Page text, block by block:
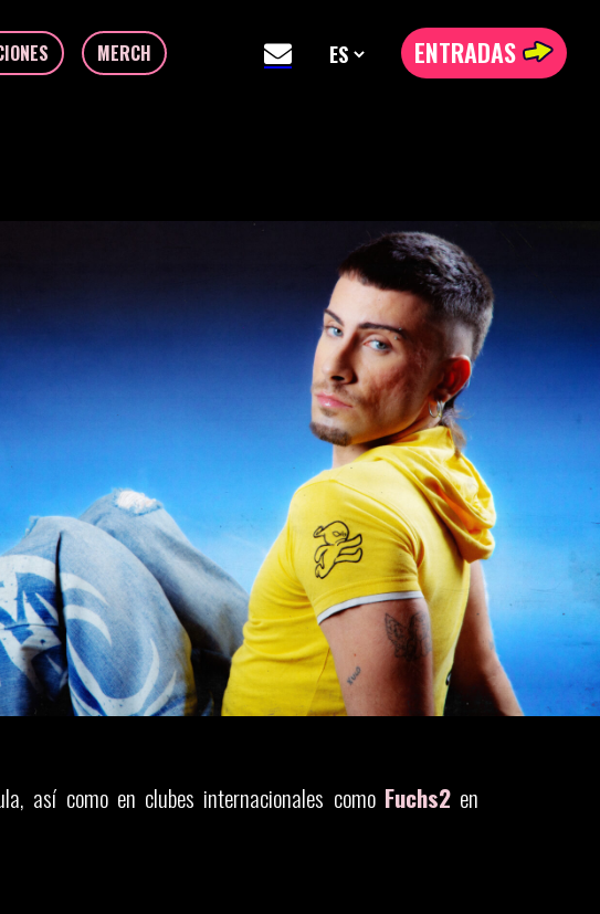
así como en clubes internacionales como Fuchs2en
MERCH ENTRADAS